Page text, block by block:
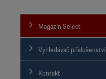
Magazín Select
Vyhledávač příslušenství
Kontakt